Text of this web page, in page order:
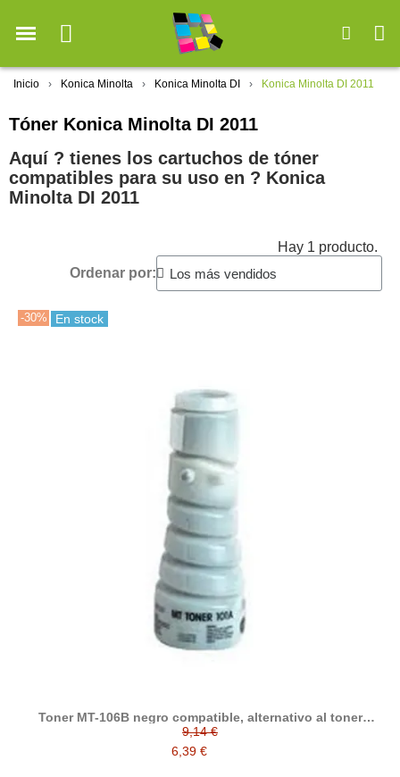
Inicio Konica Minolta Konica Minolta DI Konica Minolta DI 2011
Tóner Konica Minolta DI 2011
Aquí ? tienes los cartuchos de tóner
compatibles para su uso en ?️ Konica
Minolta DI 2011
Hay 1 producto.
Ordenar por:
-30% En stock
Toner MT-106B negro compatible, alternativo al toner
original MT106B
9,14 €
6,39 €